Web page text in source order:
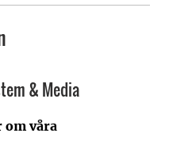
& Media
om våra